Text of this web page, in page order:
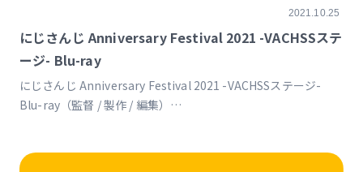
2021.10.25
にじさんじ Anniversary Festival 2021 -VACHSSステ
ージ- Blu-ray
にじさんじ Anniversary Festival 2021 -VACHSSステージ-
Blu-ray（監督 / 製作 / 編集）